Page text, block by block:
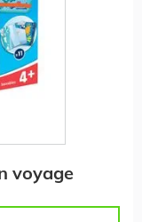
voyage